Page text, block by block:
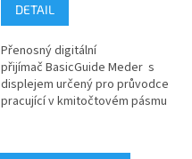
DETAIL
Přenosný digitální
přijímač BasicGuide Meder s
displejem určený pro průvodce
pracující v kmitočtovém pásmu